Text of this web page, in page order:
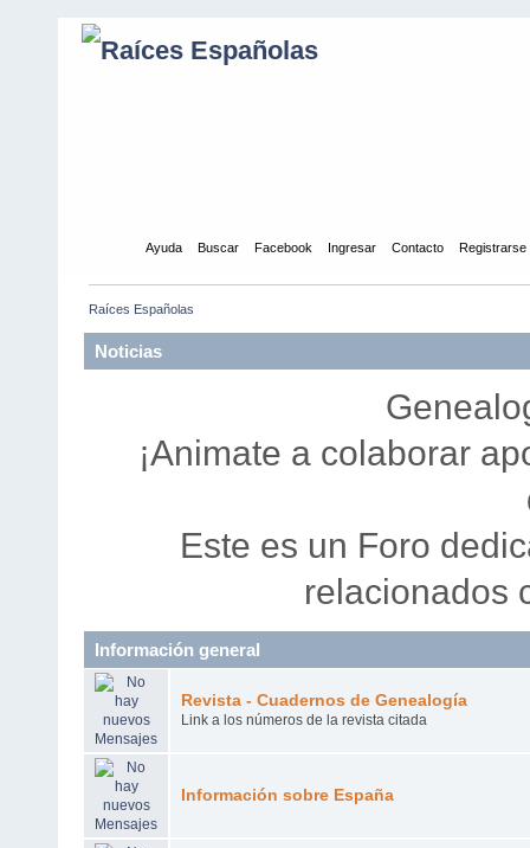
Ayuda Buscar Facebook Ingresar Contacto Registrarse
Raíces Españolas
Noticias
¡Animate a colaborar
Este es un Foro
relacionados
Información general
Revista - Cuadernos de Genealogía
Link a los números de la revista citada
Información sobre España